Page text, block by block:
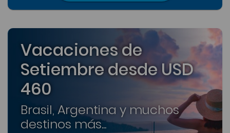
Vacaciones de
Setiembre desde USD
460
Brasil, Argentina y muchos
destinos más...